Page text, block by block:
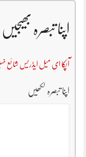
اپنا تبصرہ بھیجیں
آپکا ای میل ایڈریس شائع
اپنا تبصرہ لکھیں